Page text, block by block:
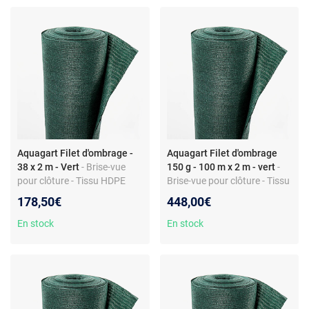
Aquagart Filet d'ombrage -
38 x 2 m - Vert- Brise-vue
pour clôture - Tissu HDPE
Montage facile
178,50€
En stock
Aquagart Filet d'ombrage
150 g - 100 m x 2 m - vert -
Brise-vue pour clôture - Tissu
g/m² - Largeur 2 m - Valeur
d'ombrage 80%
448,00€
En stock